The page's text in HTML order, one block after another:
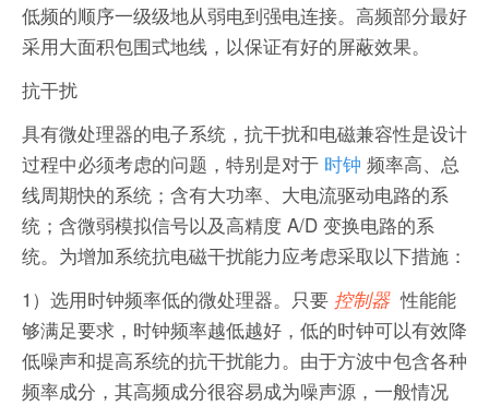
低频的顺序一级级地从弱电到强电连接。高频部分最好
采用大面积包围式地线，以保证有好的屏蔽效果。
抗干扰
具有微处理器的电子系统，抗干扰和电磁兼容性是设计
过程中必须考虑的问题，特别是对于 时钟 频率高、总
线周期快的系统；含有大功率、大电流驱动电路的系
统；含微弱模拟信号以及高精度 A/D 变换电路的系
统。为增加系统抗电磁干扰能力应考虑采取以下措施：
1）选用时钟频率低的微处理器。只要 控制器性能能
够满足要求，时钟频率越低越好，低的时钟可以有效降
低噪声和提高系统的抗干扰能力。由于方波中包含各种
频率成分，其高频成分很容易成为噪声源，一般情况